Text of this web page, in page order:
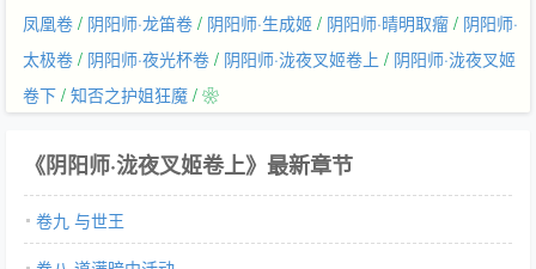
凤凰卷 / 阴阳师·龙笛卷 / 阴阳师·生成姬 / 阴阳师·晴明取瘤 / 阴阳师·
太极卷 / 阴阳师·夜光杯卷 / 阴阳师·泷夜叉姬卷上 / 阴阳师·泷夜叉姬
卷下 / 知否之护姐狂魔 / ❀
《阴阳师·泷夜叉姬卷上》最新章节
卷九 与世王